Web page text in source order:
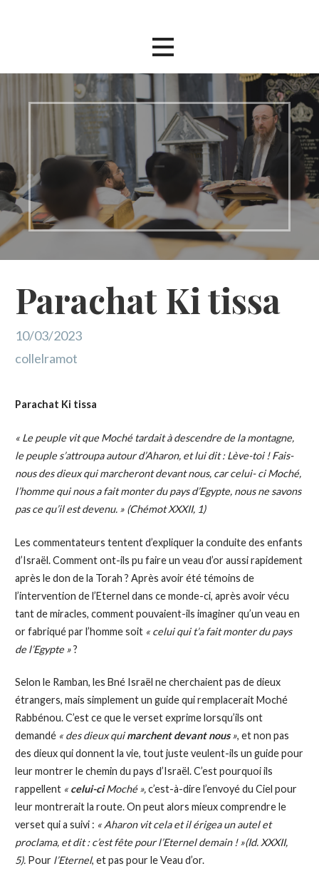
–
Parachat Ki tissa
10/03/2023
collelramot
Parachat Ki tissa
« Le peuple vit que Moché tardait à descendre de la montagne,
le peuple s’attroupa autour d’Aharon, et lui dit : Lève-toi ! Fais-
nous des dieux qui marcheront devant nous, car celui- ci Moché,
l’homme qui nous a fait monter du pays d’Egypte, nous ne savons
pas ce qu’il est devenu. » (Chémot XXXII, 1)
Les commentateurs tentent d’expliquer la conduite des enfants
d’Israël. Comment ont-ils pu faire un veau d’or aussi rapidement
après le don de la Torah ? Après avoir été témoins de
l’intervention de l’Eternel dans ce monde-ci, après avoir vécu
tant de miracles, comment pouvaient-ils imaginer qu’un veau en
or fabriqué par l’homme soit « celui qui t’a fait monter du pays
de l’Egypte »?
Selon le Ramban, les Bné Israël ne cherchaient pas de dieux
étrangers, mais simplement un guide qui remplacerait Moché
Rabbénou. C’est ce que le verset exprime lorsqu’ils ont
demandé « des dieux quimarchent devant nous», et non pas
des dieux qui donnent la vie, tout juste veulent-ils un guide pour
leur montrer le chemin du pays d’Israël. C’est pourquoi ils
rappellent « celui-ciMoché »,c’est-à-dire l’envoyé du Ciel pour
leur montrerait la route. On peut alors mieux comprendre le
verset qui a suivi : « Aharon vit cela et il érigea un autel et
proclama, et dit : c’est fête pour l’Eternel demain ! »(Id. XXXII,
5). Pourl’Eternel, et pas pour le Veau d’or.